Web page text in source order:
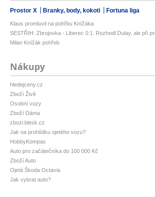
Prostor X Branky, body, kokoti Fortuna liga
Klaus promluvil na pohřbu Knížáka
SESTŘIH: Zbrojovka - Liberec 0:1. Rozhodl Dulay, ale při
Milan Knížák pohřeb
Nákupy
hledejceny.cz
Zboží Živě
Osobní vozy
Zboží Dáma
zbozi.blesk.cz
Jak na prohlídku ojetého vozu?
HobbyKompas
Auto pro začátečníka do 100 000 Kč
Zboží Auto
Ojetá Škoda Octavia
Jak vybrat auto?